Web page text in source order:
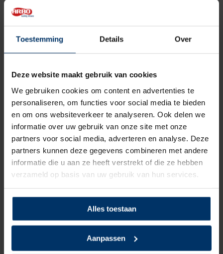
Toestemming Details Over
Deze website maakt gebruik van cookies
We gebruiken cookies om content en advertenties te
personaliseren, om functies voor social media te bieden
en om ons websiteverkeer te analyseren. Ook delen we
informatie over uw gebruik van onze site met onze
partners voor social media, adverteren en analyse. Deze
partners kunnen deze gegevens combineren met andere
informatie die u aan ze heeft verstrekt of die ze hebben
verzameld op basis van uw gebruik van hun services.
Alles toestaan
Aanpassen
tussenlaag met TPU antislip loopzool. Zo heb je de beste
slijtvaste loopzool. De loopzool is tevens bestendig tegen
olie, vetten, de meeste brandstoffen en zuren. Daarnaast is hij
de meest voorkomende werkzaamheden. Door de TPU laag
en het geconstrueerde profiel is de slipweerstand van deze
schoenen uitermate goed!
Wil je de schoenen toch even passen, dan kan dat in onze
showroom. Heb je nog vragen over deze óf een van onze
andere producten, dan kun je altijd contact opnemen met
een van onze specialisten.
Categorie:HKS werkschoenen